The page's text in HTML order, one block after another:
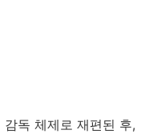
독 체제로 재편된 후,